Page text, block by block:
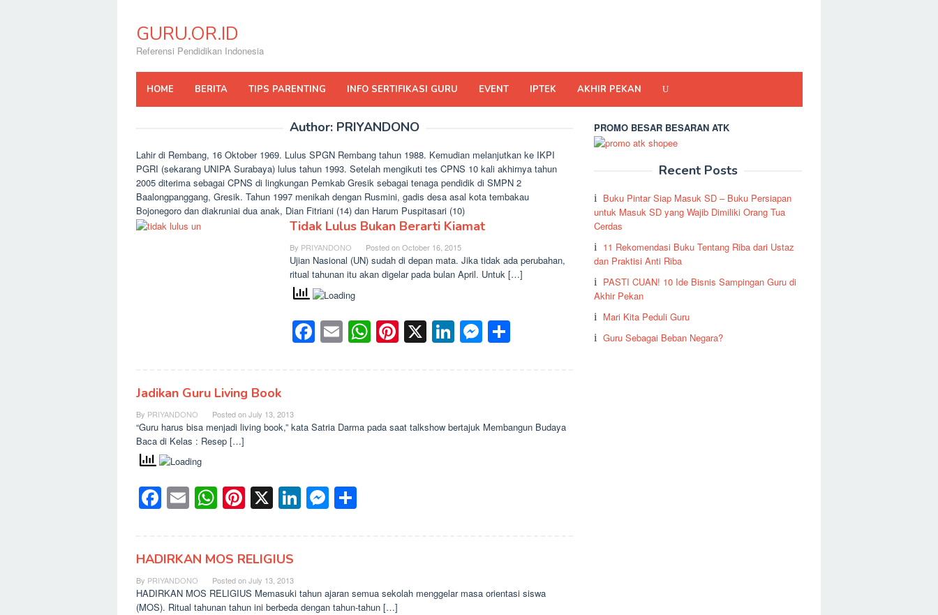
contentGURU.OR.ID
Referensi Pendidikan Indonesia
HOME BERITA TIPS PARENTING INFO SERTIFIKASI GURU EVENT IPTEK AKHIR PEKAN
Author: PRIYANDONO
Lahir di Rembang, 16 Oktober 1969. Lulus SPGN Rembang tahun 1988. Kemudian melanjutkan ke IKPI
PGRI (sekarang UNIPA Surabaya) lulus tahun 1993. Setelah mengikuti tes CPNS 10 kali akhirnya tahun
2005 diterima sebagai CPNS di lingkungan Pemkab Gresik sebagai tenaga pendidik di SMPN 2
Baalongpanggang, Gresik. Tahun 1997 menikah dengan Rusmini, gadis desa asal kota tembakau
Bojonegoro dan diakruniai dua anak, Dian Fitriani (14) dan Harum Puspitasari (10)
Tidak Lulus Bukan Berarti Kiamat
By PRIYANDONO Posted onOctober 16, 2015
Ujian Nasional (UN) sudah di depan mata. Jika tidak ada perubahan,
ritual tahunan itu akan digelar pada bulan April. Untuk […]
Facebook
EmailWhatsApp
Pinterest
X LinkedIn
Messenger
Share
Jadikan Guru Living Book
By PRIYANDONO Posted onJuly 13, 2013
“Guru harus bisa menjadi living book,” kata Satria Darma pada saat talkshow bertajuk Membangun Budaya
Baca di Kelas : Resep […]
Facebook
EmailWhatsApp
Pinterest
X LinkedIn
Messenger
Share
HADIRKAN MOS RELIGIUS
By PRIYANDONO Posted onJuly 13, 2013
HADIRKAN MOS RELIGIUS Memasuki tahun ajaran semua sekolah menggelar masa orientasi siswa
(MOS). Ritual tahunan tahun ini berbeda dengan tahun-tahun […]
PROMO BESAR BESARAN ATK
Recent Posts
Buku Pintar Siap Masuk SD – Buku Persiapan
untuk Masuk SD yang Wajib Dimiliki Orang Tua
Cerdas
11 Rekomendasi Buku Tentang Riba dari Ustaz
dan Praktisi Anti Riba
PASTI CUAN! 10 Ide Bisnis Sampingan Guru di
Akhir Pekan
Mari Kita Peduli Guru
Guru Sebagai Beban Negara?